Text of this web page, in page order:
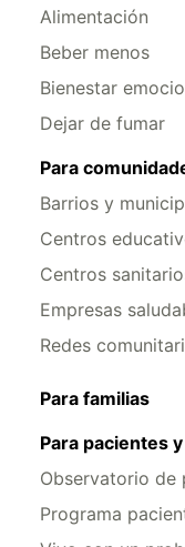
Alimentación
Beber menos
Bienestar
Dejar de fumar
Para
Barrios y
Centros
Centros
Empresas
Redes
Para familias
Para pacientes
Observatorio de
Programa